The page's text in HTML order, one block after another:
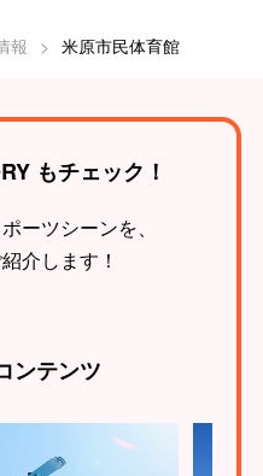
報 米原市民体育館
もチェック！
ーツシーンを、
介します！
ンテンツ